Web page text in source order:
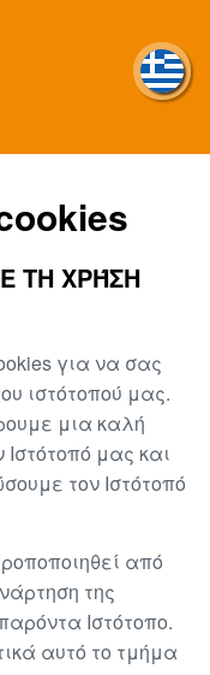
ΤΗ ΧΡΉΣΗ
για να σας
ιστότοπού μας.
μια καλή
μας και
τον Ιστότοπό
από
της
Ιστότοπο.
αυτό το τμήμα